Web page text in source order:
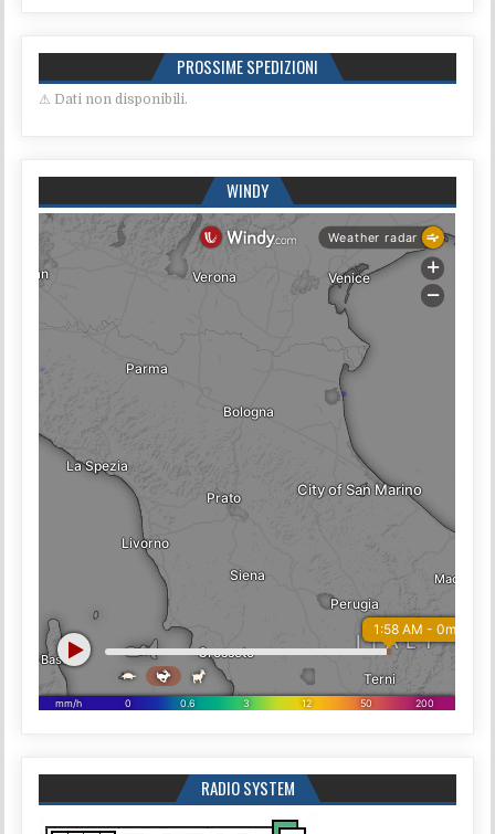
PROSSIME SPEDIZIONI
⚠ Dati non disponibili.
WINDY
RADIO SYSTEM